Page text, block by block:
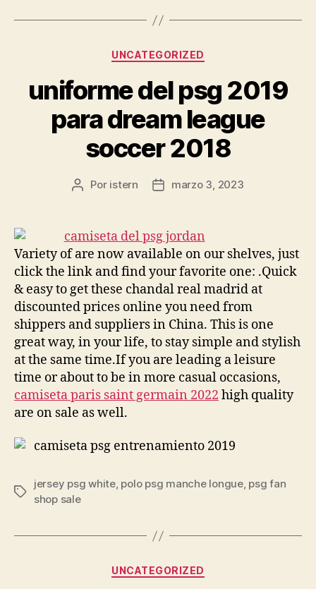
Categorías
UNCATEGORIZED
uniforme del psg 2019
para dream league
soccer 2018
Autor
entrada
Por istern
Fecha
entrada
marzo 3, 2023
Variety of are now available on our shelves, just
click the link and find your favorite one: .Quick
& easy to get these chandal real madrid at
discounted prices online you need from
shippers and suppliers in China. This is one
great way, in your life, to stay simple and stylish
at the same time.If you are leading a leisure
time or about to be in more casual occasions,
camiseta paris saint germain 2022 high quality
are on sale as well.
Etiquetas
jersey psg white, polo psg manche longue, psg fan
shop sale
Categorías
UNCATEGORIZED